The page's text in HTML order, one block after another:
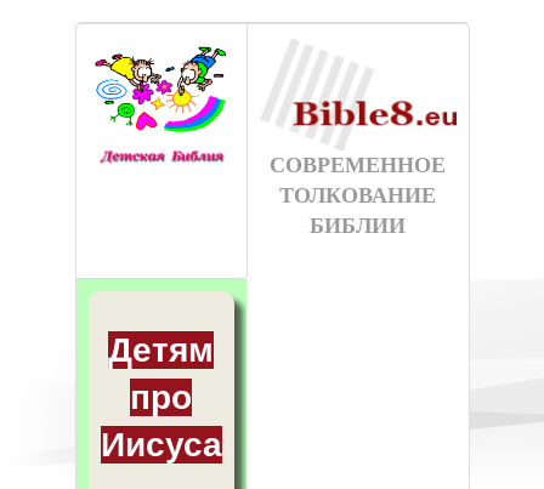
СОВРЕМЕННОЕ
ТОЛКОВАНИЕ
БИБЛИИ
Детям
про
Иисуса